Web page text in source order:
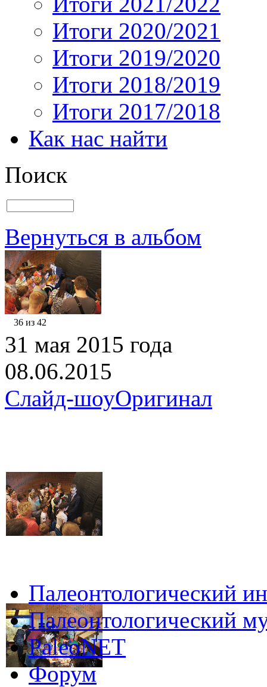
Итоги 2020/2021
Итоги 2019/2020
Итоги 2018/2019
Итоги 2017/2018
Как нас найти
Поиск
Вернуться в альбом
36 из 42
31 мая 2015 года
08.06.2015
Слайд-шоуОригинал
Палеонтологический
Палеонтологический
PaleoNET
Форум